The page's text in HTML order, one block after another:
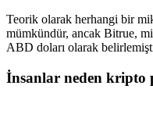
Teorik olarak herhangi bir
mümkündür, ancak Bitrue,
ABD doları olarak
İnsanlar neden kripto